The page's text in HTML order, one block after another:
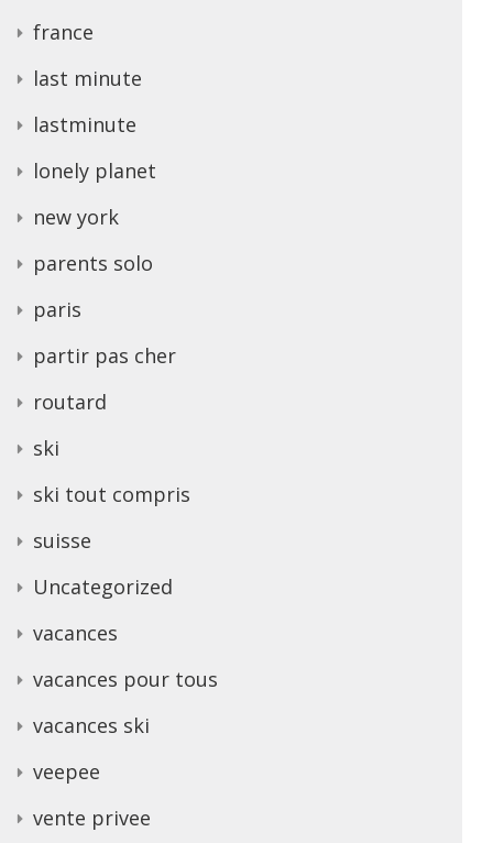
france
last minute
lastminute
lonely planet
new york
parents solo
paris
partir pas cher
routard
ski
ski tout compris
suisse
Uncategorized
vacances
vacances pour tous
vacances ski
veepee
vente privee